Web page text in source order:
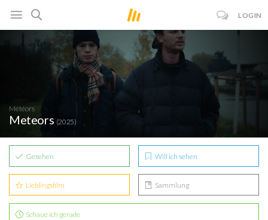
LOGIN
Météors
Meteors (2025)
Gesehen Will ich sehen
Lieblingsfilm Sammlung
Schaue ich gerade